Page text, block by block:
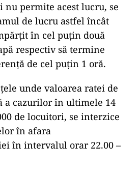
permite acest lucru, se
de lucru astfel încât
în cel puţin două
respectiv să termine
de cel puţin 1 oră.
unde valoarea ratei de
a cazurilor în ultimele 14
de locuitori, se interzice
în afara
în intervalul orar 22.00 –